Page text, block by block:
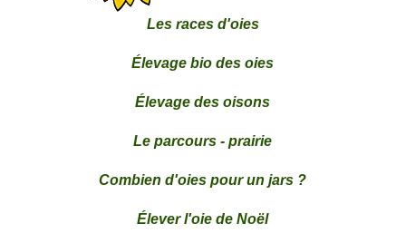
Les races d'oies
Élevage bio des oies
Élevage des oisons
Le parcours - prairie
Combien d'oies pour un jars ?
Élever l'oie de Noël